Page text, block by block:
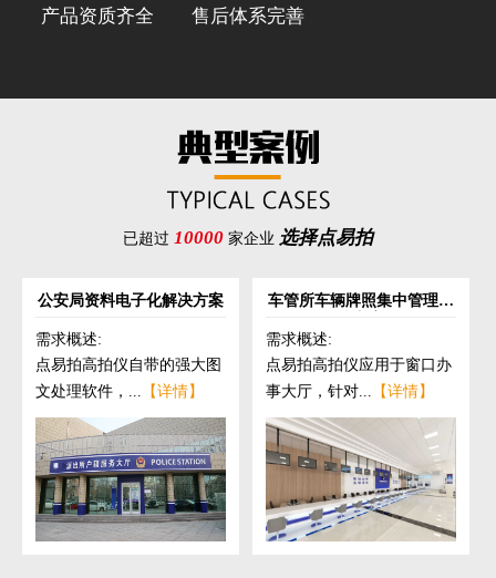
产品资质齐全 售后体系完善
已超过 10000 家企业 选择点易拍
公安局资料电子化解决方案
需求概述:
点易拍高拍仪自带的强大图
文处理软件，... 【详情】
车管所车辆牌照集中管理解
需求概述:
点易拍高拍仪应用于窗口办
事大厅，针对... 【详情】